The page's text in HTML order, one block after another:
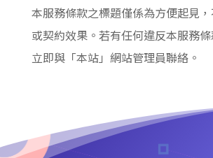
本服務條款之標題僅係為方便起見
或契約效果。若有任何違反本服務
立即與「本站」網站管理員聯絡。